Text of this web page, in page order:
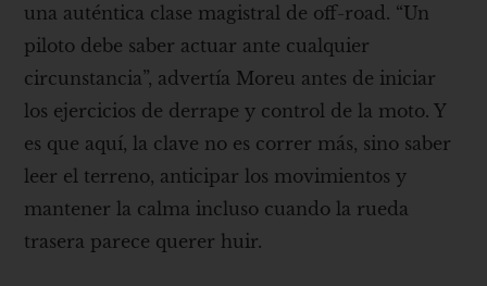
una auténtica clase magistral de off-road. “Un
piloto debe saber actuar ante cualquier
circunstancia”, advertía Moreu antes de iniciar
los ejercicios de derrape y control de la moto. Y
es que aquí, la clave no es correr más, sino saber
leer el terreno, anticipar los movimientos y
mantener la calma incluso cuando la rueda
trasera parece querer huir.